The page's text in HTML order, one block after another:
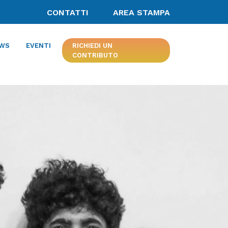
CONTATTI AREA STAMPA
EVENTI
RICHIEDI UN
CONTRIBUTO
a Bolgare: un minibus